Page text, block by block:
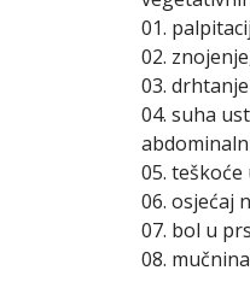
01.
02.
03.
04. suha
05. teškoće
06. osjećaj
07. bol u
08.